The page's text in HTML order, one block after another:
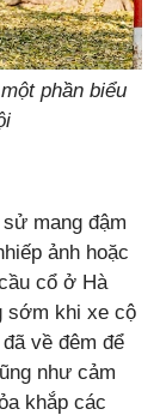
phần biểu
mang đậm
ảnh hoặc
cổ ở Hà
sớm khi xe cộ
về đêm để
như cảm
khắp các